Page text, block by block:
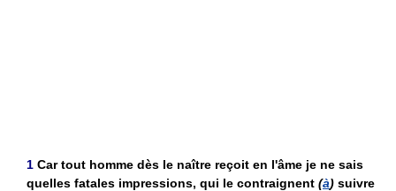
1 Car tout homme dès le naître reçoit en l'âme je ne sais
quelles fatales impressions, qui le contraignent (à) suivre